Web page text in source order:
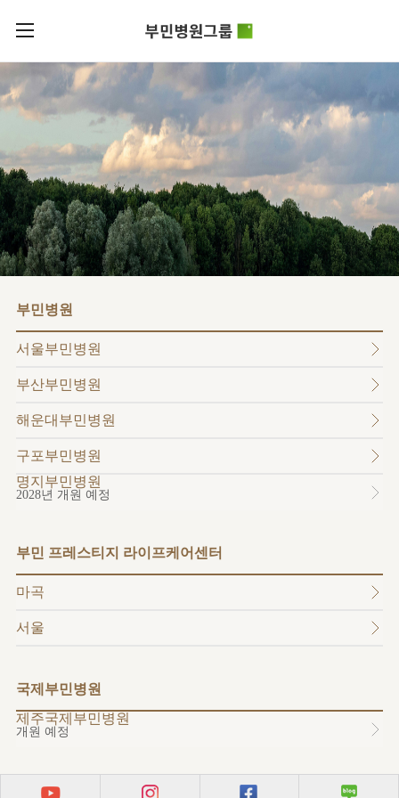
로그인
회원가입
부민병원그룹소개
비전과
부민스토리
이사장소개
HI
HSS
글로벌
얼라이언스
연혁
조직도
오시는길
의료진
외래진료
부민병원그룹소식
사회공헌
후원안내
언론보도
건강토크
입찰공고
부민병원
40주년
역사관
병원/
센터
서울부민병원
부산부민병원
해운대부민병원
프레스티지
라이프케어센터
KOR
ENG
RUS
부민병원
서울부민병원
부산부민병원
해운대부민병원
구포부민병원
명지부민병원
2028년 개원 예정
부민 프레스티지 라이프케어센터
마곡
서울
국제부민병원
제주국제부민병원
개원 예정